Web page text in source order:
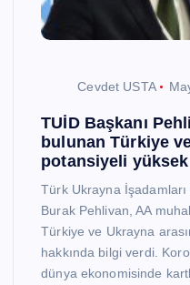
Cevdet USTA
TUİD Başkanı
bulunan Türkiye
potansiyeli yüksek
Türk Ukrayna
Burak Pehlivan, AA
Türkiye ve Ukrayna
hakkında bilgi verdi.
dünya ekonomisinde